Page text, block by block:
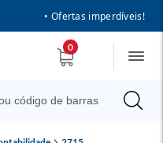
• Ofertas imperdíveis!
0